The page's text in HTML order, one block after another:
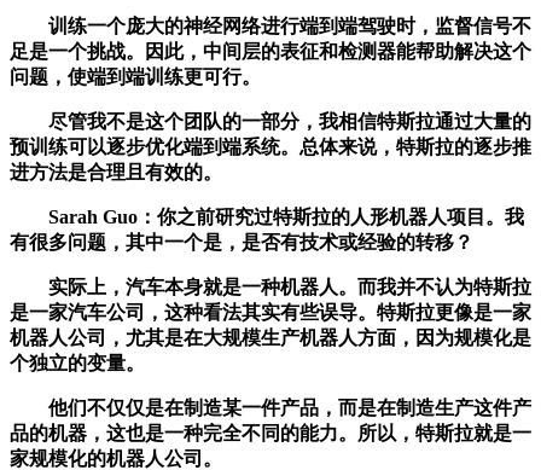
训练一个庞大的神经网络进行端到端驾驶时，监督信号不
足是一个挑战。因此，中间层的表征和检测器能帮助解决这个
问题，使端到端训练更可行。
尽管我不是这个团队的一部分，我相信特斯拉通过大量的
预训练可以逐步优化端到端系统。总体来说，特斯拉的逐步推
进方法是合理且有效的。
Sarah Guo：你之前研究过特斯拉的人形机器人项目。我
有很多问题，其中一个是，是否有技术或经验的转移？
实际上，汽车本身就是一种机器人。而我并不认为特斯拉
是一家汽车公司，这种看法其实有些误导。特斯拉更像是一家
机器人公司，尤其是在大规模生产机器人方面，因为规模化是
个独立的变量。
他们不仅仅是在制造某一件产品，而是在制造生产这件产
品的机器，这也是一种完全不同的能力。所以，特斯拉就是一
家规模化的机器人公司。